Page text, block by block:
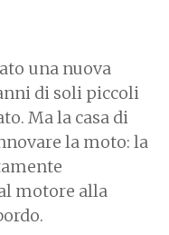
una nuova
di soli piccoli
Ma la casa di
la moto: la
motore alla